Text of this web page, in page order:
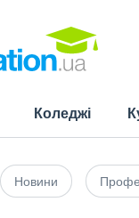
Коледжі
Новини